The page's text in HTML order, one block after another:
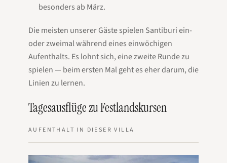
besonders ab März.
Die meisten unserer Gäste spielen Santiburi ein-
oder zweimal während eines einwöchigen
Aufenthalts. Es lohnt sich, eine zweite Runde zu
spielen — beim ersten Mal geht es eher darum, die
Linien zu lernen.
Tagesausflüge zu Festlandskursen
AUFENTHALT IN DIESER VILLA